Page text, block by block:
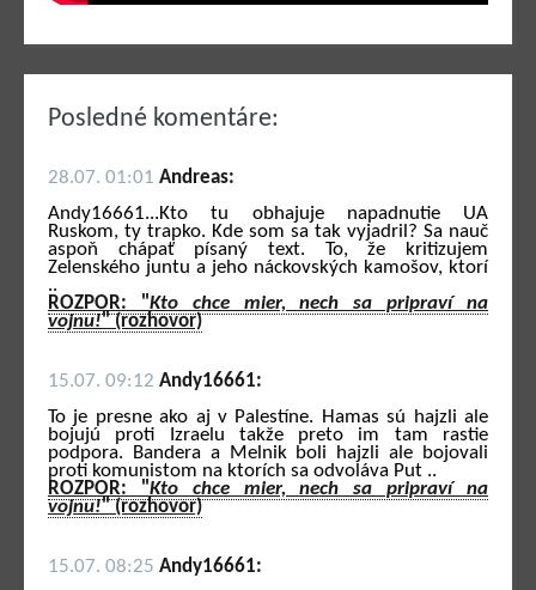
Posledné komentáre:
28.07. 01:01 Andreas:
Andy16661...Kto tu obhajuje napadnutie UA
Ruskom, ty trapko. Kde som sa tak vyjadril? Sa nauč
aspoň chápať písaný text. To, že kritizujem
Zelenského juntu a jeho náckovských kamošov, ktorí
..
ROZPOR: "Kto chce mier, nech sa pripraví na
vojnu!" (rozhovor)
15.07. 09:12 Andy16661:
To je presne ako aj v Palestíne. Hamas sú hajzli ale
bojujú proti Izraelu takže preto im tam rastie
podpora. Bandera a Melnik boli hajzli ale bojovali
proti komunistom na ktorích sa odvoláva Put ..
ROZPOR: "Kto chce mier, nech sa pripraví na
vojnu!" (rozhovor)
15.07. 08:25 Andy16661: